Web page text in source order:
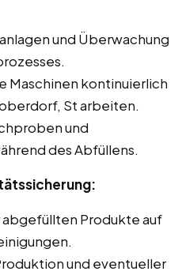
und Überwachung
Maschinen kontinuierlich
St arbeiten.
und
des Abfüllens.
Produkte auf
und eventueller